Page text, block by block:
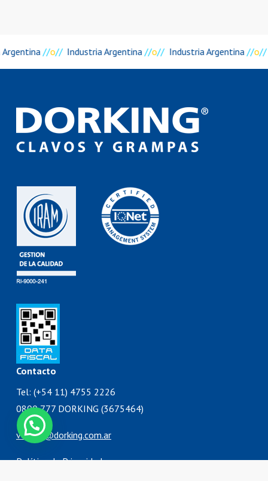
//o// Industria Argentina//o// Industria Argentina//o//
Contacto
Tel: (+54 11) 4755 2226
0800 777 DORKING (3675464)
ventas@dorking.com.ar
Política de Privacidad